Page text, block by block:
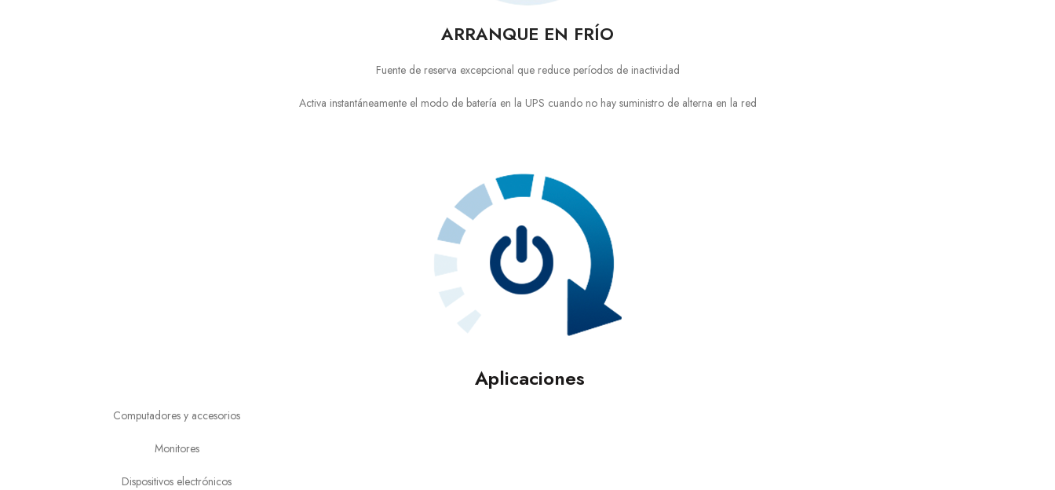
ARRANQUE EN FRÍO
Fuente de reserva excepcional que reduce períodos de inactividad
Activa instantáneamente el modo de batería en la UPS cuando no hay suministro de alterna en la red
Aplicaciones
Computadores y accesorios
Monitores
Dispositivos electrónicos